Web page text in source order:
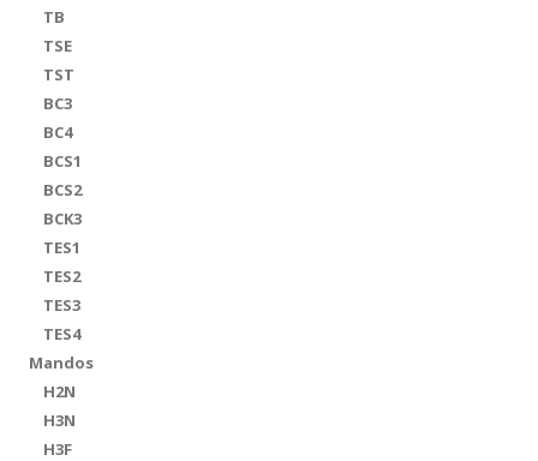
TB
TSE
TST
BC3
BC4
BCS1
BCS2
BCK3
TES1
TES2
TES3
TES4
Mandos
H2N
H3N
H3F